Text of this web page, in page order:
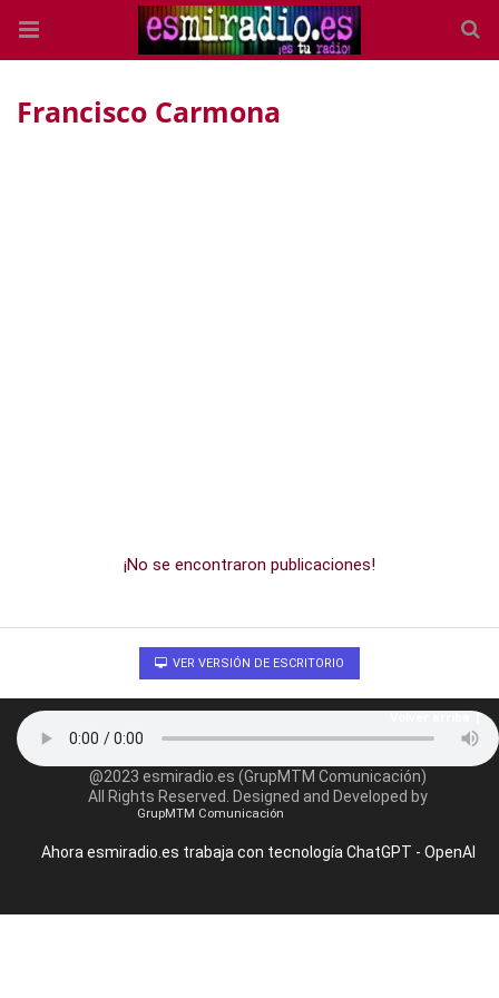
Francisco Carmona
¡No se encontraron publicaciones!
VER VERSIÓN DE ESCRITORIO
@2023 esmiradio.es (GrupMTM Comunicación)
All Rights Reserved. Designed and Developed by
GrupMTM Comunicación
Ahora esmiradio.es trabaja con tecnología ChatGPT - OpenAI